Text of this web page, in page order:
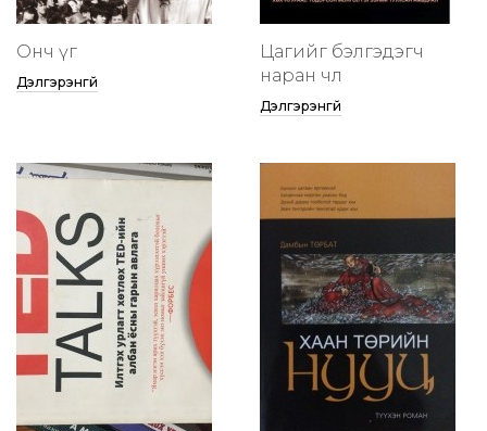
Онч үг
Дэлгэрэнгүй
Цагийг бэлгэдэгч
наран чөлөө
Дэлгэрэнгүй